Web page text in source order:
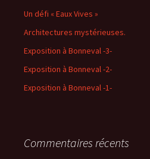
Un défi « Eaux Vives »
Architectures mystérieuses.
Exposition à Bonneval -3-
Exposition à Bonneval -2-
Exposition à Bonneval -1-
Commentaires récents